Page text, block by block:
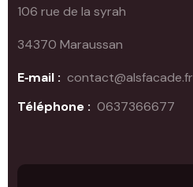
106 rue de la syrah
34370 Maraussan
E‑mail : contact@alsfacade.fr
Téléphone : 0637366677‬